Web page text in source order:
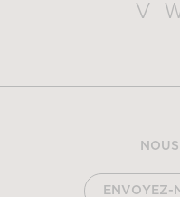
V
ENVOYEZ-